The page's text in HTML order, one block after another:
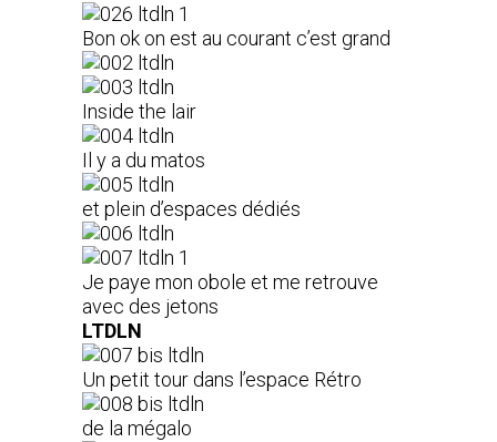
Bon ok on est au courant c’est grand
Inside the lair
Il y a du matos
et plein d’espaces dédiés
Je paye mon obole et me retrouve
avec des jetons
LTDLN
Un petit tour dans l’espace Rétro
de la mégalo